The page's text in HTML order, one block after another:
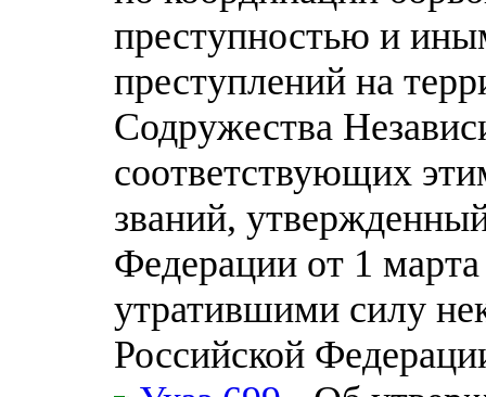
преступностью и
преступлений на
Содружества
соответствующих
званий,
Федерации от 1
утратившими силу
Российской